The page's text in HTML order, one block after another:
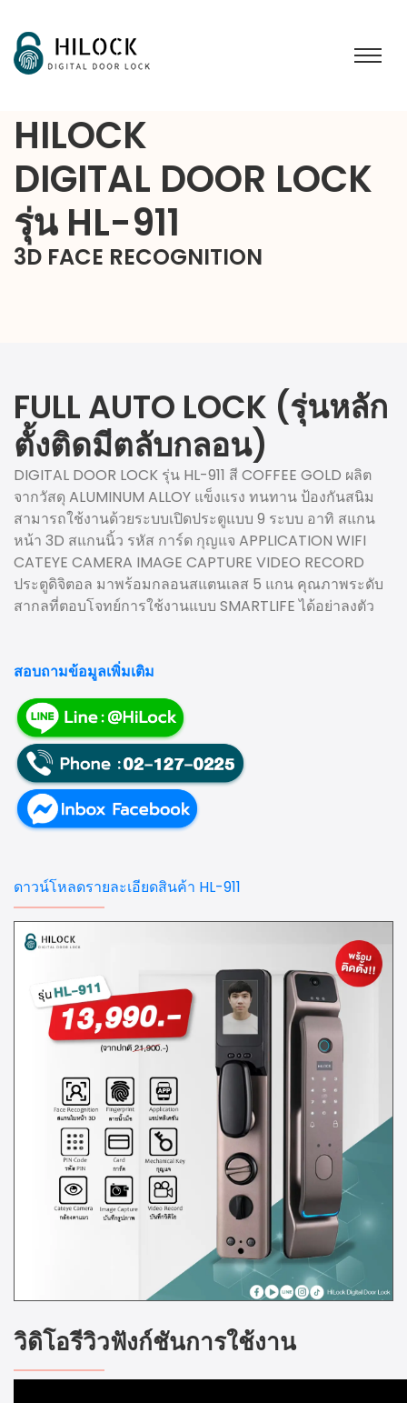
HILOCK
DIGITAL DOOR LOCK
รุ่น HL-911
3D FACE RECOGNITION
FULL AUTO LOCK (รุ่นหลัก
ตั้งติดมีตลับกลอน)
DIGITAL DOOR LOCK รุ่น HL-911 สี COFFEE GOLD ผลิต
จากวัสดุ ALUMINUM ALLOY แข็งแรง ทนทาน ป้องกันสนิม
สามารถใช้งานด้วยระบบเปิดประตูแบบ 9 ระบบ อาทิ สแกน
หน้า 3D สแกนนิ้ว รหัส การ์ด กุญแจ APPLICATION WIFI
CATEYE CAMERA IMAGE CAPTURE VIDEO RECORD
ประตูดิจิตอล มาพร้อมกลอนสแตนเลส 5 แกน คุณภาพระดับ
สากลที่ตอบโจทย์การใช้งานแบบ SMARTLIFE ได้อย่าลงตัว
สอบถามข้อมูลเพิ่มเติม
ดาวน์โหลดรายละเอียดสินค้า HL-911
วิดิโอรีวิวฟังก์ชันการใช้งาน